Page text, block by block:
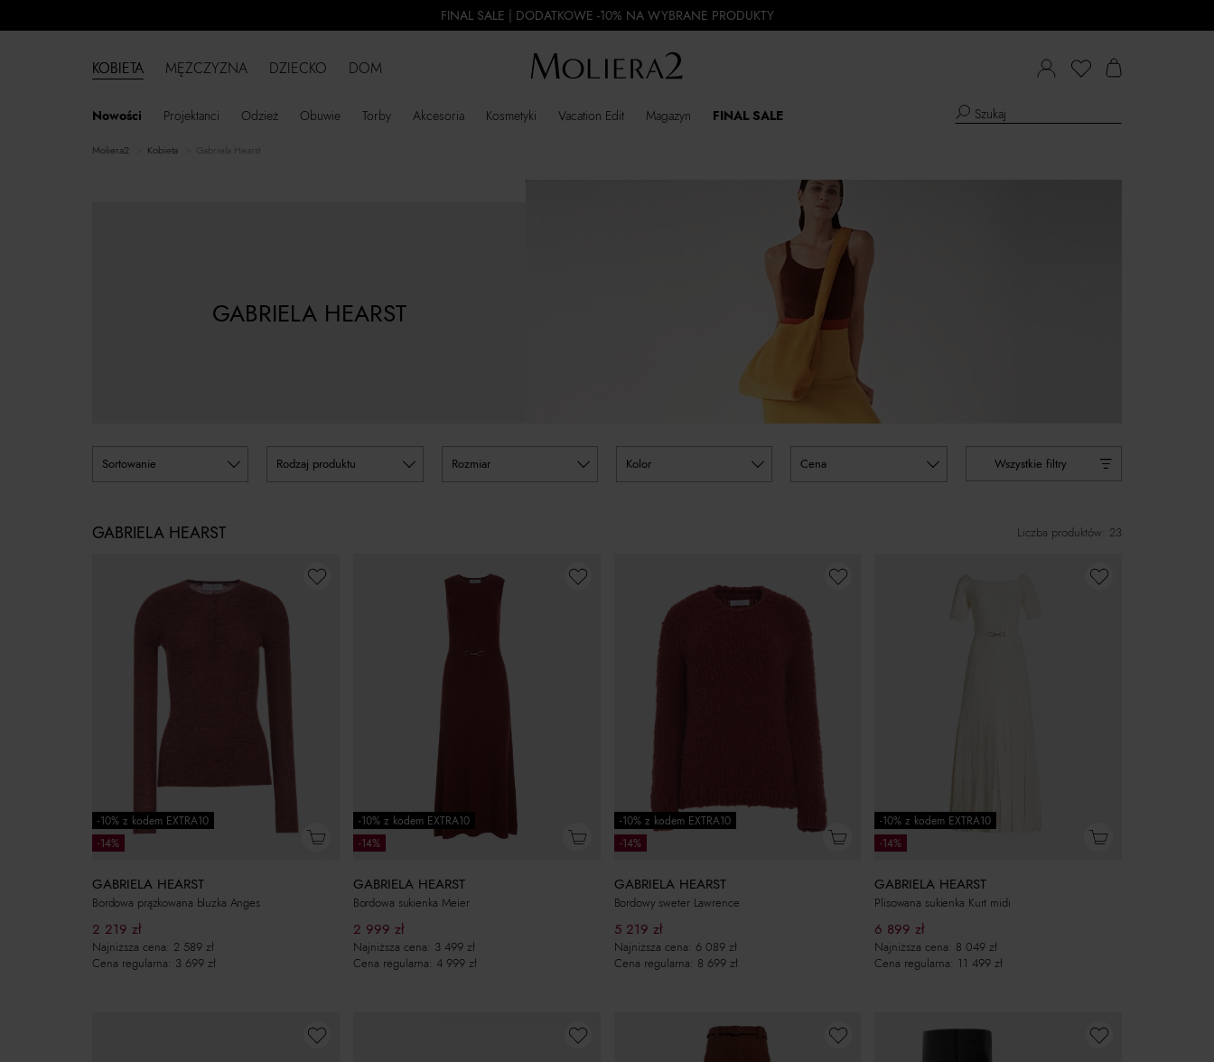
FINAL SALE | DODATKOWE -10% NA WYBRANE PRODUKTY
KOBIETA
Nowości Projektanci Odzież Obuwie Torby Akcesoria Kosmetyki Vacation Edit Magazyn FINAL SALE
MĘŻCZYZNA DZIECKO DOM
moliera2 kobieta Gabriela Hearst
GABRIELA HEARST
sortowanie rodzaj produktu rozmiar kolor cena Wszystkie filtry
Liczba produktów: 23
GABRIELA HEARST
-10% z kodem EXTRA10
-14%
GABRIELA HEARST
Bordowa prążkowana bluzka Anges
2 219 zł
Najniższa cena: 2 589 zł
Cena regularna: 3 699 zł
-10% z kodem EXTRA10
-14%
GABRIELA HEARST
Bordowa sukienka Meier
2 999 zł
Najniższa cena: 3 499 zł
Cena regularna: 4 999 zł
-10% z kodem EXTRA10
-14%
GABRIELA HEARST
Bordowy sweter Lawrence
5 219 zł
Najniższa cena: 6 089 zł
Cena regularna: 8 699 zł
-10% z kodem EXTRA10
-14%
GABRIELA HEARST
Plisowana sukienka Kurt midi
6 899zł
Najniższa cena: 8 049zł
Cena regularna: 11 499zł